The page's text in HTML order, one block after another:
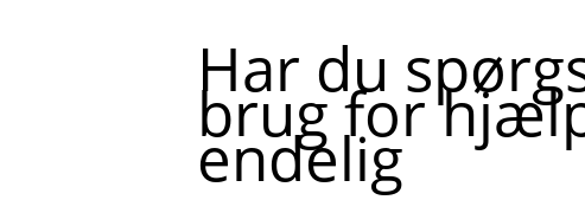
Har du
brug for
endelig